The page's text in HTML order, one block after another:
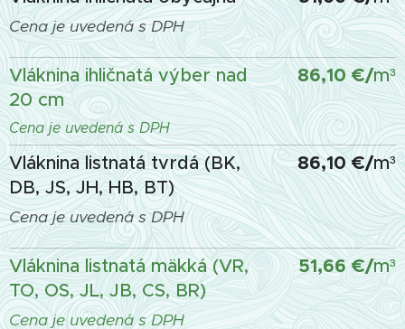
Cena je uvedená s DPH
Vláknina ihličnatá výber nad
20 cm
Cena je uvedená s DPH
86,10 €/m³
Vláknina listnatá tvrdá (BK,
DB, JS, JH, HB, BT)
Cena je uvedená s DPH
86,10 €/m³
Vláknina listnatá mäkká (VR,
TO, OS, JL, JB, CS, BR)
Cena je uvedená s DPH
51,66 €/m³